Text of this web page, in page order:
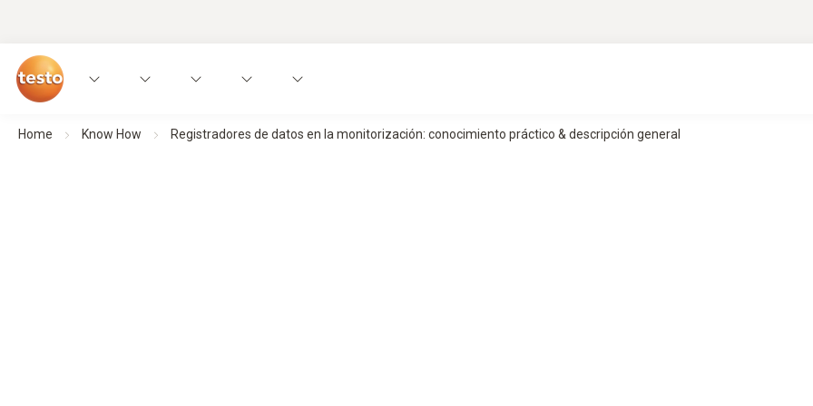
Home Know How Registradores de datos en la monitorización: conocimiento práctico & descripción general